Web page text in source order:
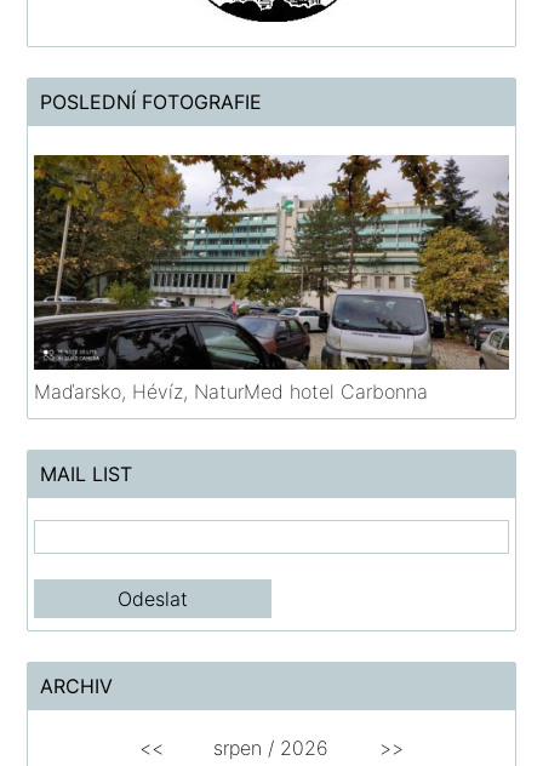
POSLEDNÍ FOTOGRAFIE
Maďarsko, Hévíz, NaturMed hotel Carbonna
MAIL LIST
ARCHIV
<< srpen / 2026 >>